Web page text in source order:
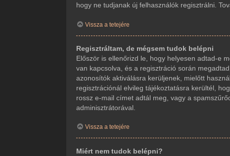
hogy ne tudjanak új felhasználók regisztrálni.
Vissza a tetejére
Regisztráltam, de mégsem tudok belépni
Először is ellenőrizd le, hogy helyesen adtad-e
van kapcsolva, és a regisztráció során
azonosítók aktiválásra kerüljenek, mielőtt
regisztrációnál elvileg tájékoztatásra kerültél,
rossz e-mail címet adtál meg, vagy a
adminisztrátorával.
Vissza a tetejére
Miért nem tudok belépni?